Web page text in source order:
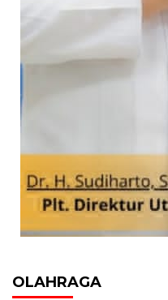
OLAHRAGA